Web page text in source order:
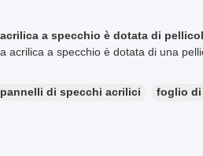
a specchio è dotata di
acrilica a specchio è dotata di una
pannelli di specchi acrilici foglio di